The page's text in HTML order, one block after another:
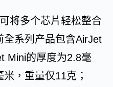
将多个芯片轻松整合
全系列产品包含AirJet
Mini的厚度为2.8毫
，重量仅11克；